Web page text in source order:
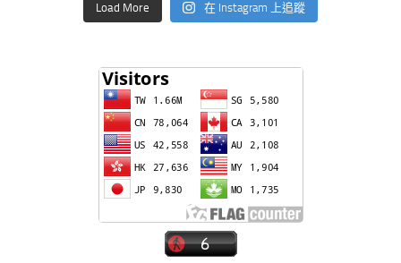
Load More 在 Instagram 上追蹤